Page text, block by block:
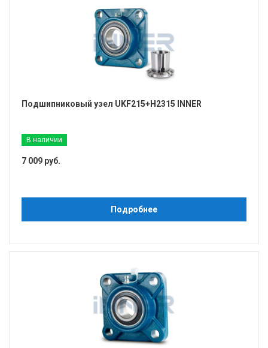
Подшипниковый узел UKF215+H2315 INNER
В наличии
7 009 руб.
Подробнее